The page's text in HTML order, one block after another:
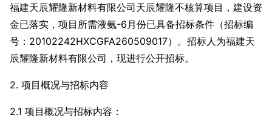
福建天辰耀隆新材料有限公司天辰耀隆不核算项目，建设资
金已落实，项目所需液氨-6月份已具备招标条件（招标编
号：20102242HXCGFA260509017）。招标人为福建天
辰耀隆新材料有限公司，现进行公开招标。
2. 项目概况与招标内容
2.1 项目概况与招标内容：